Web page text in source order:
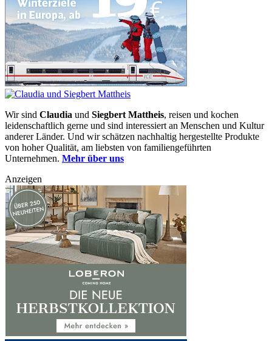
Wir sind Claudia und Siegbert Mattheis, reisen und kochen
leidenschaftlich gerne und sind interessiert an Menschen und Kultur
anderer Länder. Und wir schätzen nachhaltig hergestellte Produkte
von hoher Qualität, am liebsten von familiengeführten
Unternehmen. Mehr über uns
Anzeigen